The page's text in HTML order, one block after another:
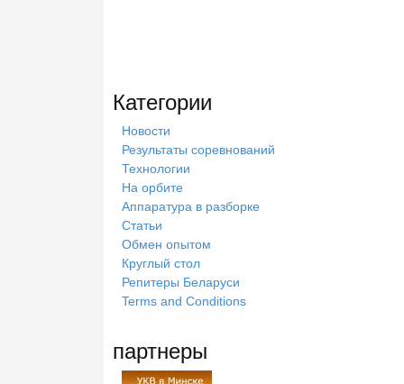
Категории
Новости
Результаты соревнований
Технологии
На орбите
Аппаратура в разборке
Статьи
Обмен опытом
Круглый стол
Репитеры Беларуси
Terms and Conditions
партнеры